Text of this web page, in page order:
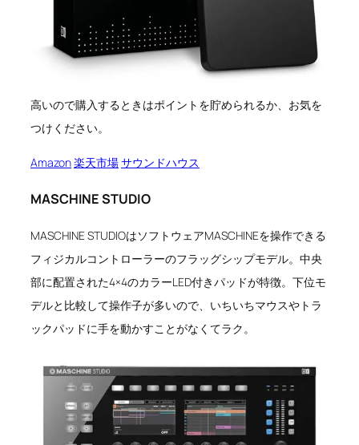
高いので購入するときはポイントを貯められるか、お気を
つけください。
Amazon楽天市場サウンドハウス
MASCHINE STUDIO
MASCHINE STUDIOはソフトウェアMASCHINEを操作できる
フィジカルコントローラーのフラッグシップモデル。中央
部に配置された4×4のカラーLED付きパッドが特徴。下位モ
デルと比較して操作子が多いので、いちいちマウスやトラ
ックパッドに手を動かすことがなくてラク。